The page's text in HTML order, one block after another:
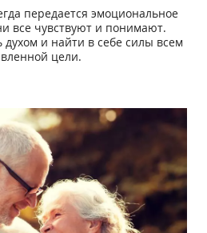
передается эмоциональное
все чувствуют и понимают.
и найти в себе силы всем
цели.